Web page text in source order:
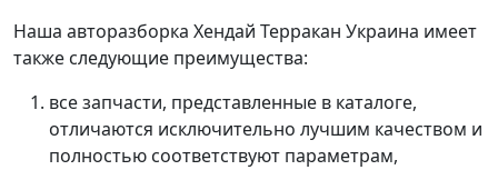
Наша авторазборка Хендай Терракан Украина имеет
также следующие преимущества:
все запчасти, представленные в каталоге,
отличаются исключительно лучшим качеством и
полностью соответствуют параметрам,